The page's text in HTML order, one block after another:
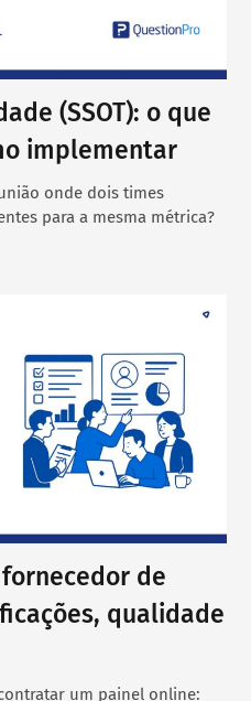
(SSOT): o que
implementar
onde dois times
para a mesma métrica?
de
qualidade
um painel online: